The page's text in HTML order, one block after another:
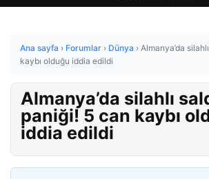
Ana sayfa › Forumlar › Dünya › Almanya’da
kaybı olduğu iddia edildi
Almanya’da silahlı
paniği! 5 can kaybı
iddia edildi